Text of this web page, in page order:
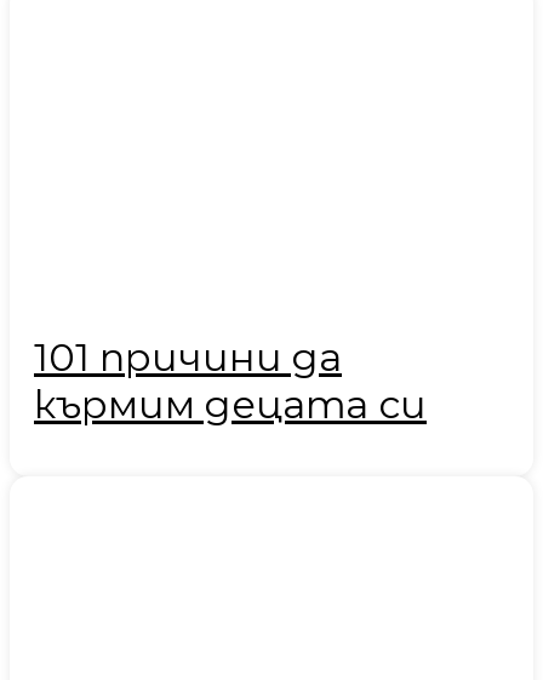
101 причини да
кърмим децата си